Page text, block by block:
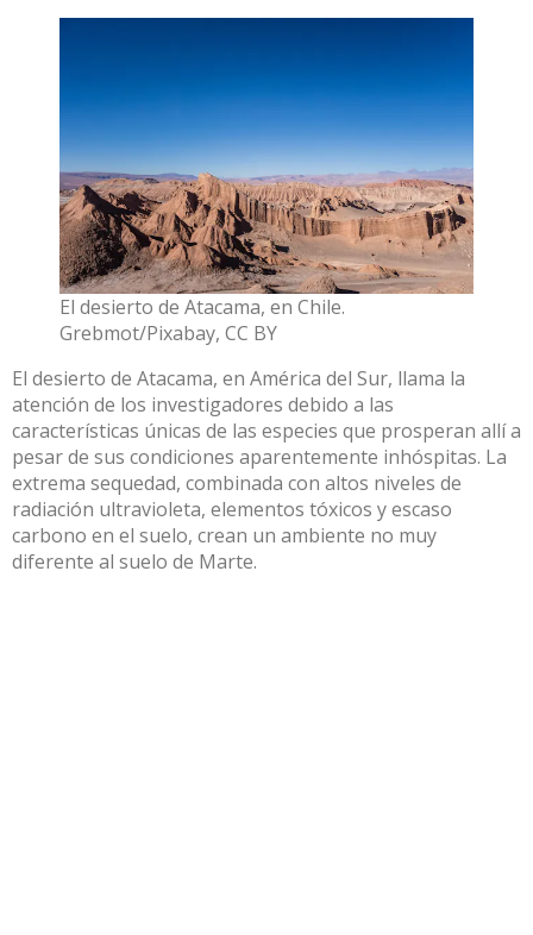
El desierto de Atacama, en Chile.
Grebmot/Pixabay, CC BY
El desierto de Atacama, en América del Sur, llama la
atención de los investigadores debido a las
características únicas de las especies que prosperan allí a
pesar de sus condiciones aparentemente inhóspitas. La
extrema sequedad, combinada con altos niveles de
radiación ultravioleta, elementos tóxicos y escaso
carbono en el suelo, crean un ambiente no muy
diferente al suelo de Marte.